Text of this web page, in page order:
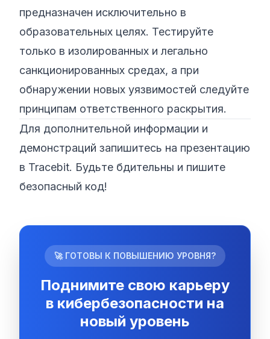
предназначен исключительно в
образовательных целях. Тестируйте
только в изолированных и легально
санкционированных средах, а при
обнаружении новых уязвимостей следуйте
принципам ответственного раскрытия.
Для дополнительной информации и
демонстраций запишитесь на презентацию
в Tracebit. Будьте бдительны и пишите
безопасный код!
🚀 ГОТОВЫ К ПОВЫШЕНИЮ УРОВНЯ?
Поднимите свою карьеру
в кибербезопасности на
новый уровень